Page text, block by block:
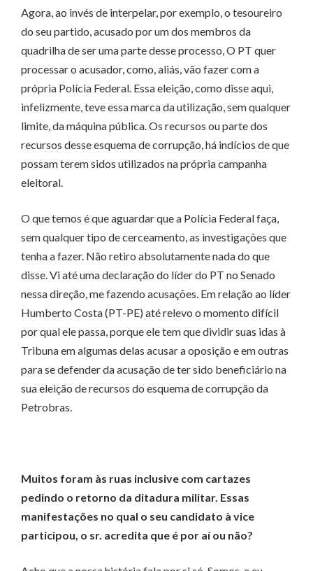
Agora, ao invés de interpelar, por exemplo, o tesoureiro
do seu partido, acusado por um dos membros da
quadrilha de ser uma parte desse processo, O PT quer
processar o acusador, como, aliás, vão fazer com a
própria Polícia Federal. Essa eleição, como disse aqui,
infelizmente, teve essa marca da utilização, sem qualquer
limite, da máquina pública. Os recursos ou parte dos
recursos desse esquema de corrupção, há indícios de que
possam terem sidos utilizados na própria campanha
eleitoral.
O que temos é que aguardar que a Polícia Federal faça,
sem qualquer tipo de cerceamento, as investigações que
tenha a fazer. Não retiro absolutamente nada do que
disse. Vi até uma declaração do líder do PT no Senado
nessa direção, me fazendo acusações. Em relação ao líder
Humberto Costa (PT-PE) até relevo o momento difícil
por qual ele passa, porque ele tem que dividir suas idas à
Tribuna em algumas delas acusar a oposição e em outras
para se defender da acusação de ter sido beneficiário na
sua eleição de recursos do esquema de corrupção da
Petrobras.
Muitos foram às ruas inclusive com cartazes
pedindo o retorno da ditadura militar. Essas
manifestações no qual o seu candidato à vice
participou, o sr. acredita que é por aí ou não?